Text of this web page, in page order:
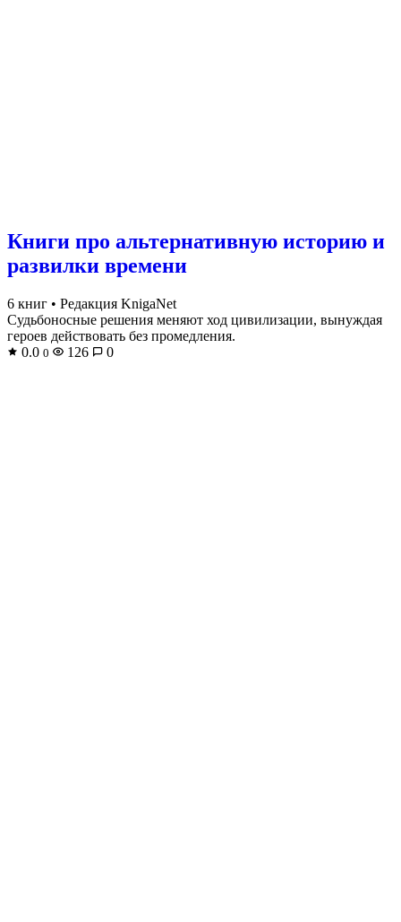
Книги про альтернативную историю и
развилки времени
6 книг • Редакция KnigaNet
Судьбоносные решения меняют ход цивилизации, вынуждая
героев действовать без промедления.
0.0 0 126 0